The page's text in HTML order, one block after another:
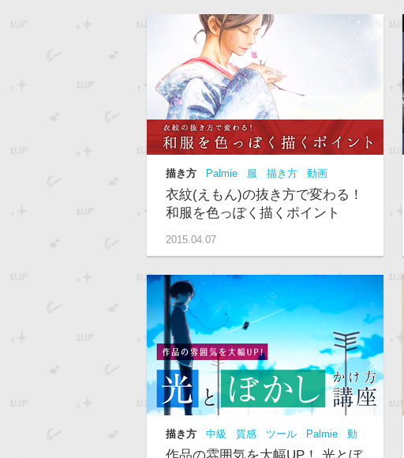
描き方 Palmie 服 描き方 動画
衣紋(えもん)の抜き方で変わる！
和服を色っぽく描くポイント
2015.04.07
描き方 中級 質感 ツール Palmie
動
画